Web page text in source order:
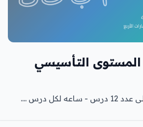
المستوى التأسيسي
لكل درس ....